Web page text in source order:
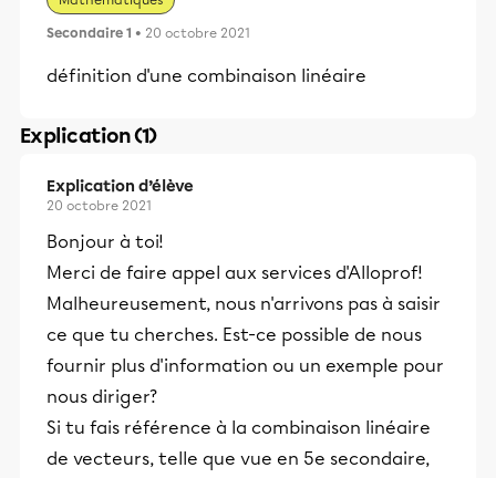
Secondaire 1 • 20 octobre 2021
définition d'une combinaison linéaire
Explication (1)
Explication d’élève
20 octobre 2021
Bonjour à toi!
Merci de faire appel aux services d'Alloprof!
Malheureusement, nous n'arrivons pas à saisir
ce que tu cherches. Est-ce possible de nous
fournir plus d'information ou un exemple pour
nous diriger?
Si tu fais référence à la combinaison linéaire
de vecteurs, telle que vue en 5e secondaire,